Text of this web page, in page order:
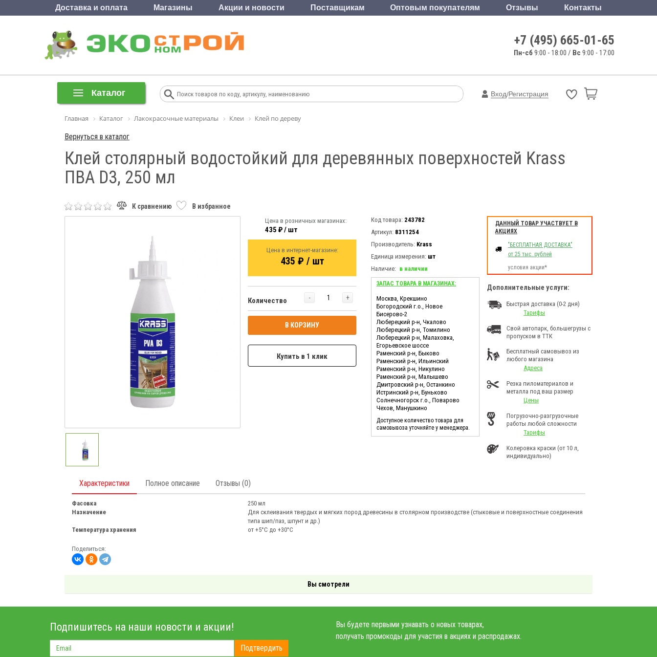
Доставка и оплата Магазины Акции и новости Поставщикам Оптовым покупателям Отзывы Контакты
+7 (495) 665-01-65
Пн-сб 9:00 - 18:00 / Вс 9:00 - 17:00
Каталог Вход/Регистрация
Главная Каталог Лакокрасочные материалы Клеи Клей по дереву
Вернуться в каталог
Клей столярный водостойкий для деревянных поверхностей Krass
ПВА D3, 250 мл
К сравнению В избранное
Цена в розничных магазинах:
435 ₽ / шт
Цена в интернет-магазине:
435 ₽ / шт
Количество - +
В КОРЗИНУ
Купить в 1 клик
Код товара: 243782
Артикул: 8311254
Производитель: Krass
Единица измерения: шт
Наличие: в наличии
ЗАПАС ТОВАРА В МАГАЗИНАХ:
Москва, Крекшино
Богородский г.о., Новое
Бисерово-2
Люберецкий р-н, Чкалово
Люберецкий р-н, Томилино
Люберецкий р-н, Малаховка,
Егорьевское шоссе
Раменский р-н, Быково
Раменский р-н, Ильинский
Раменский р-н, Никулино
Раменский р-н, Малышево
Дмитровский р-н, Останкино
Истринский р-н, Буньково
Солнечногорск г.о., Поварово
Чехов, Манушкино
Доступное количество товара для
самовывоза уточняйте у менеджера.
ДАННЫЙ ТОВАР УЧАСТВУЕТ В
АКЦИЯХ
"БЕСПЛАТНАЯ ДОСТАВКА"
от 25 тыс. рублей
условия акции*
Дополнительные услуги:
Быстрая доставка (0-2 дня)
Тарифы
Свой автопарк, большегрузы с
пропуском в ТТК
Бесплатный самовывоз из
любого магазина
Адреса
Резка пиломатериалов и
металла под ваш размер
Цены
Погрузочно-разгрузочные
работы любой сложности
Тарифы
Колеровка краски (от 10 л,
индивидуально)
Характеристики Полное описание Отзывы (0)
Фасовка
250 мл
Назначение
Для склеивания твердых и мягких пород древесины в столярном производстве (стыковые и поверхностные соединения
типа шип/паз, шпунт и др.)
Температура хранения
от +5°С до +30°С
Поделиться:
Вы смотрели
Подпишитесь на наши новости и акции!
Подтвердить
Вы будете первыми узнавать о новых товарах,
получать промокоды для участия в акциях и распродажах.